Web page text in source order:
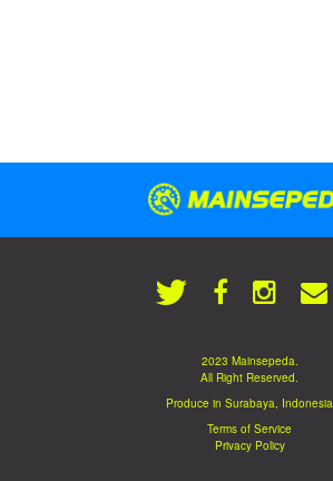
2023 Mainsepeda.
All Right Reserved.
Produce in Surabaya, Indonesia
Terms of Service
Privacy Policy